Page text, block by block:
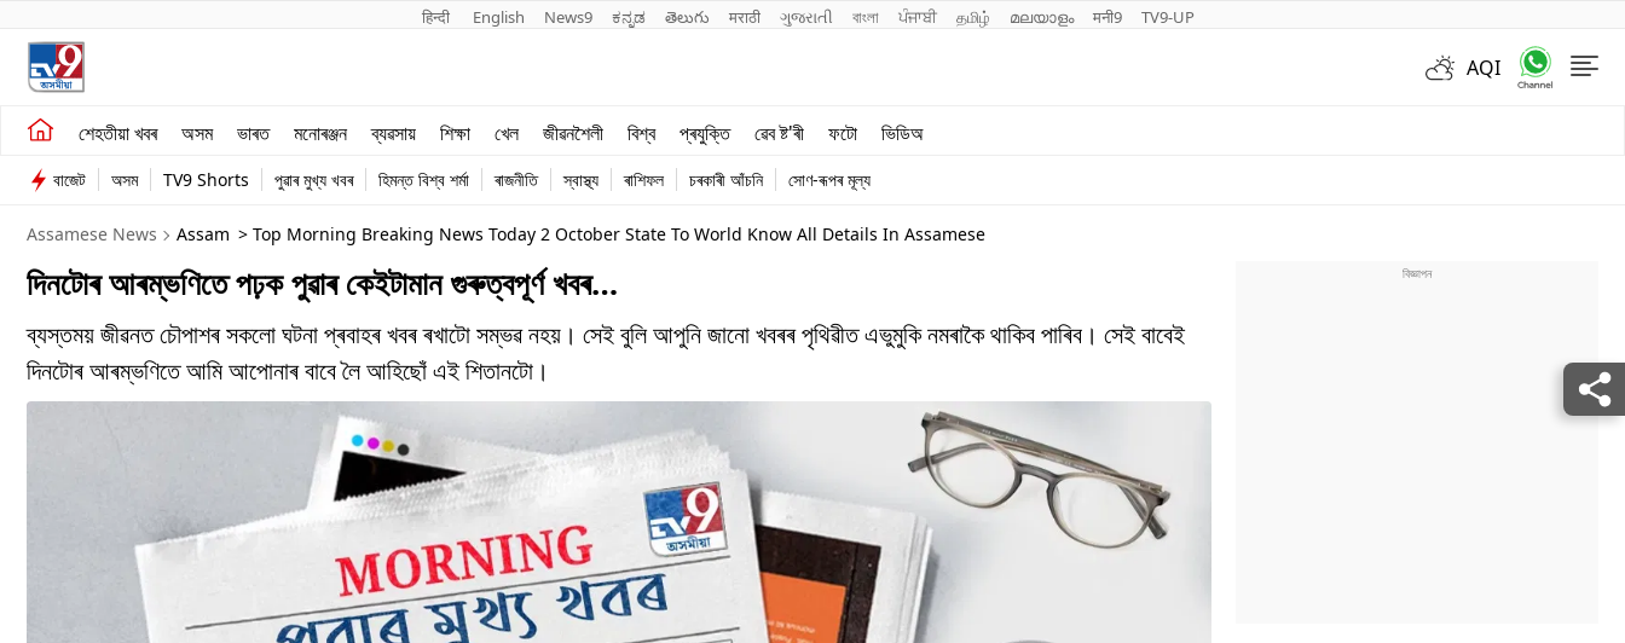
हिन्दी English News9 ಕನ್ನಡ తెలుగు मराठी ગુજરાતી বাংলা ਪੰਜਾਬੀ தமிழ் മലയാളം मनी9 TV9-UP
AQI
শেহতীয়া খবৰ অসম ভাৰত মনোৰঞ্জন ব্যৱসায় শিক্ষা খেল জীৱনশৈলী বিশ্ব প্ৰযুক্তি ৱেব ষ্ট'ৰী ফটো ভিডিঅ
শেহতীয়া খবৰ
অসম
ভাৰত
ব্যৱসায়
খেল
জীৱনশৈলী
বাজেট অসম TV9 Shorts পুৱাৰ মুখ্য খবৰ হিমন্ত বিশ্ব শৰ্মা ৰাজনীতি স্বাস্থ্য ৰাশিফল চৰকাৰী আঁচনি সোণ-ৰূপৰ মূল্য
Assamese News Assam > Top Morning Breaking News Today 2 October State To World Know All Details In Assamese
দিনটোৰ আৰম্ভণিতে পঢ়ক পুৱাৰ কেইটামান গুৰুত্বপূৰ্ণ খবৰ…
ব্যস্তময় জীৱনত চৌপাশৰ সকলো ঘটনা প্ৰবাহৰ খবৰ ৰখাটো সম্ভৱ নহয়। সেই বুলি আপুনি জানো খবৰৰ পৃথিৱীত এভুমুকি নমৰাকৈ থাকিব পাৰিব। সেই বাবেই
দিনটোৰ আৰম্ভণিতে আমি আপোনাৰ বাবে লৈ আহিছোঁ এই শিতানটো।